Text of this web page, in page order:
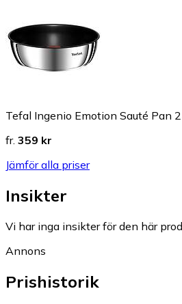
Tefal Ingenio Emotion Sauté Pan
fr. 359 kr
Jämför alla priser
Insikter
Vi har inga insikter för den här
Annons
Prishistorik